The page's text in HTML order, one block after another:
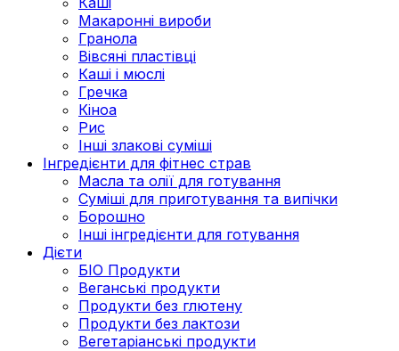
Макаронні вироби
Гранола
Вівсяні пластівці
Каші і мюслі
Гречка
Кіноа
Рис
Інші злакові суміші
Інгредієнти для фітнес страв
Масла та олії для готування
Суміші для приготування та випічки
Борошно
Інші інгредієнти для готування
Дієти
БІО Продукти
Веганські продукти
Продукти без глютену
Продукти без лактози
Вегетаріанські продукти